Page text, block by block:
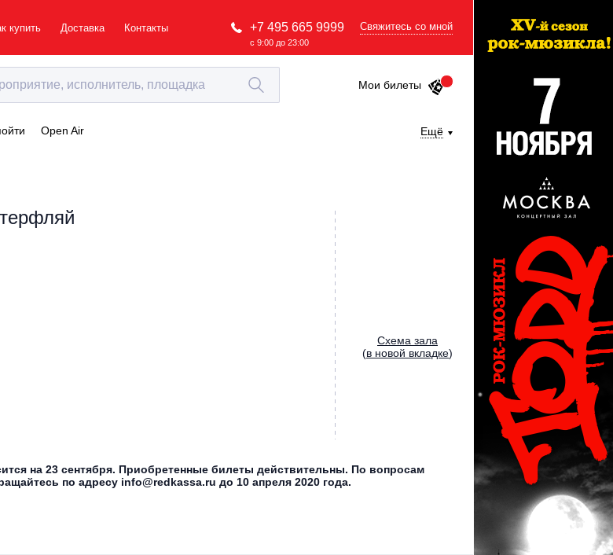
купить Доставка Контакты +7 495 665 9999
с 9:00 до 23:00
Свяжитесь со мной
Мои билеты
Open Air Ещё
Cхема зала
(в новой вкладке)
на 23 сентября. Приобретенные билеты действительны. По вопросам
по адресу info@redkassa.ru до 10 апреля 2020 года.